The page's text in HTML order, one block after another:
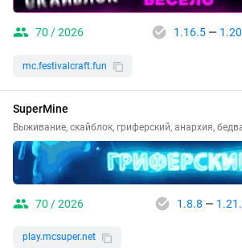
70 / 2026 1.16.5—
mc.festivalcraft.fun
SuperMine
Выживание, скайблок, гриферский, анархия,
70 / 2026 1.8.8 —
play.mcsuper.net